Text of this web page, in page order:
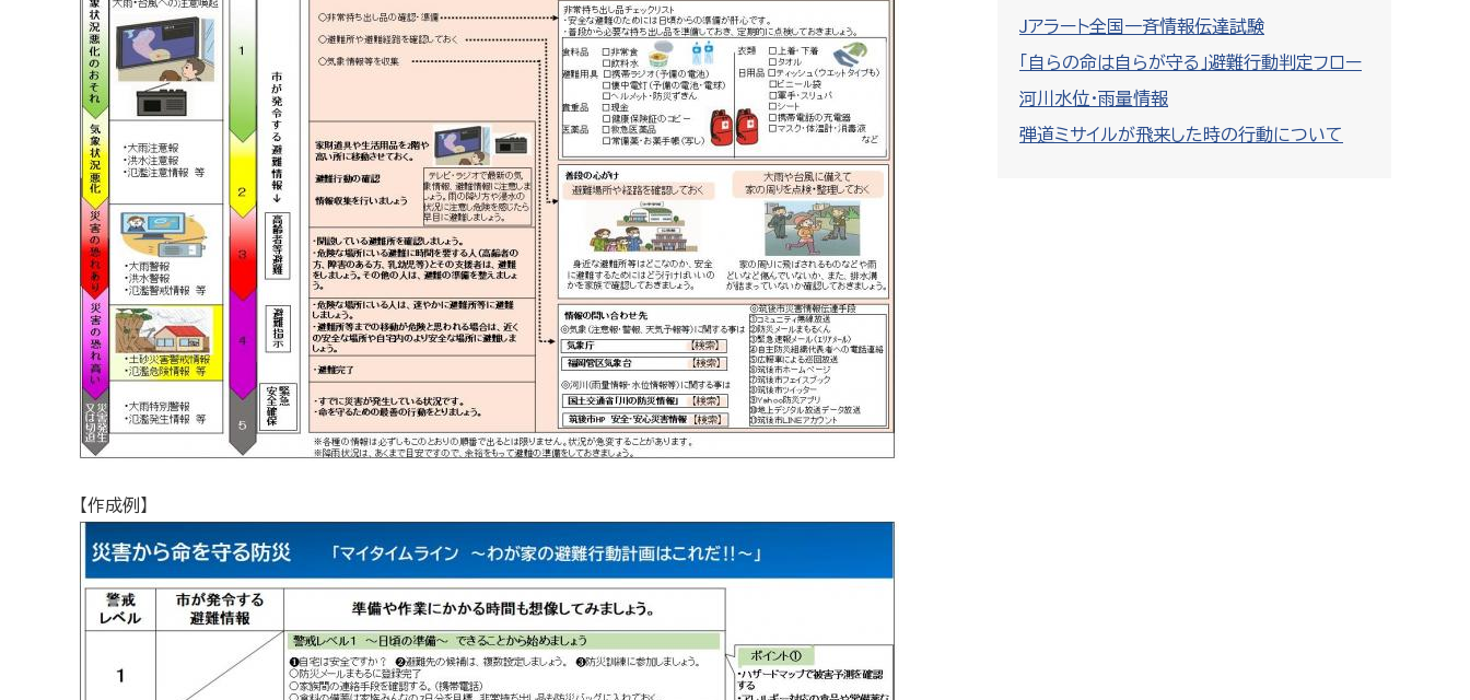
Jアラート全国一斉情報伝達試験
「自らの命は自らが守る」避難行動判定フロー
河川水位・雨量情報
弾道ミサイルが飛来した時の行動について
【作成例】